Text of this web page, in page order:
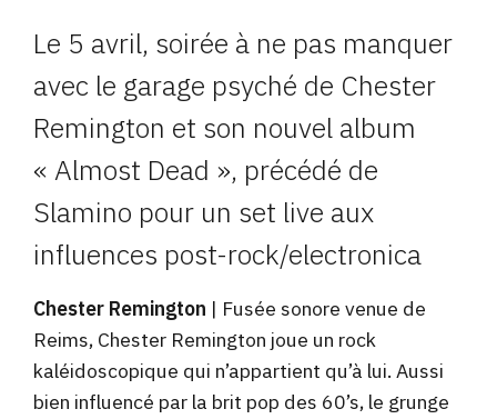
Le 5 avril, soirée à ne pas manquer
avec le garage psyché de Chester
Remington et son nouvel album
« Almost Dead », précédé de
Slamino pour un set live aux
influences post-rock/electronica
Chester Remington | Fusée sonore venue de
Reims, Chester Remington joue un rock
kaléidoscopique qui n’appartient qu’à lui. Aussi
bien influencé par la brit pop des 60’s, le grunge